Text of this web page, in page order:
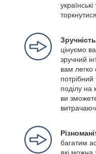
цінуємо
зручний
вам легко
поділу на
ви
багатим
які можна